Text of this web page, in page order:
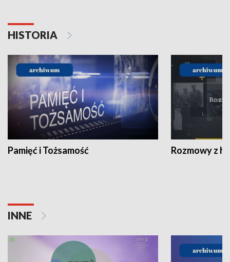
HISTORIA
Pamięć i Tożsamość Rozmowy z
INNE